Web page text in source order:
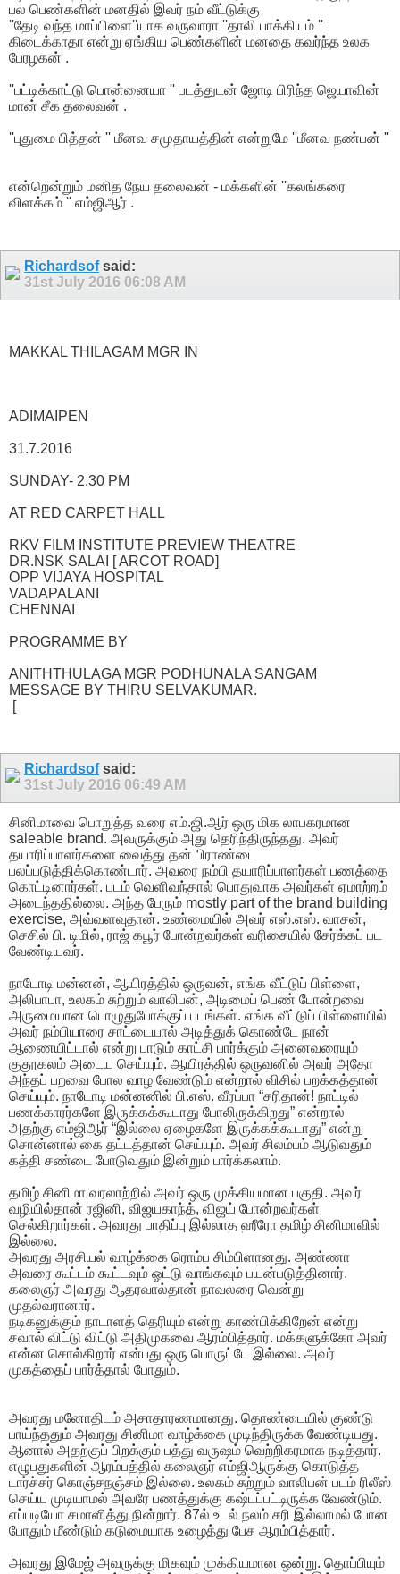
பல பெண்களின் மனதில் இவர் நம் வீட்டுக்கு
''தேடி வந்த மாப்பிளை''யாக வருவாரா ''தாலி பாக்கியம் ''
கிடைக்காதா என்று ஏங்கிய பெண்களின் மனதை கவர்ந்த உலக
பேரழகன் .
''பட்டிக்காட்டு பொன்னையா '' படத்துடன் ஜோடி பிரிந்த ஜெயாவின்
மான் சீக தலைவன் .
''புதுமை பித்தன் '' மீனவ சமுதாயத்தின் என்றுமே ''மீனவ நண்பன் ''
என்றென்றும் மனித நேய தலைவன் - மக்களின் ''கலங்கரை
விளக்கம் '' எம்ஜிஆர் .
Richardsofsaid:
31st July 2016 06:08 AM
MAKKAL THILAGAM MGR IN
ADIMAIPEN
31.7.2016
SUNDAY- 2.30 PM
AT RED CARPET HALL
RKV FILM INSTITUTE PREVIEW THEATRE
DR.NSK SALAI [ ARCOT ROAD]
OPP VIJAYA HOSPITAL
VADAPALANI
CHENNAI
PROGRAMME BY
ANITHTHULAGA MGR PODHUNALA SANGAM
MESSAGE BY THIRU SELVAKUMAR.
[
Richardsofsaid:
31st July 2016 06:49 AM
சினிமாவை பொறுத்த வரை எம்.ஜி.ஆர் ஒரு மிக லாபகரமான
saleable brand. அவருக்கும் அது தெரிந்திருந்தது. அவர்
தயாரிப்பாளர்களை வைத்து தன் பிராண்டை
பலப்படுத்திக்கொண்டார். அவரை நம்பி தயாரிப்பாளர்கள் பணத்தை
கொட்டினார்கள். படம் வெளிவந்தால் பொதுவாக அவர்கள் ஏமாற்றம்
அடைந்ததில்லை. அந்த பேரும் mostly part of the brand building
exercise, அவ்வளவுதான். உண்மையில் அவர் எஸ்.எஸ். வாசன்,
செசில் பி. டிமில், ராஜ் கபூர் போன்றவர்கள் வரிசையில் சேர்க்கப் பட
வேண்டியவர்.
நாடோடி மன்னன், ஆயிரத்தில் ஒருவன், எங்க வீட்டுப் பிள்ளை,
அலிபாபா, உலகம் சுற்றும் வாலிபன், அடிமைப் பெண் போன்றவை
அருமையான பொழுதுபோக்குப் படங்கள். எங்க வீட்டுப் பிள்ளையில்
அவர் நம்பியாரை சாட்டையால் அடித்துக் கொண்டே நான்
ஆணையிட்டால் என்று பாடும் காட்சி பார்க்கும் அனைவரையும்
குதூகலம் அடைய செய்யும். ஆயிரத்தில் ஒருவனில் அவர் அதோ
அந்தப் பறவை போல வாழ வேண்டும் என்றால் விசில் பறக்கத்தான்
செய்யும். நாடோடி மன்னனில் பி.எஸ். வீரப்பா “சரிதான்! நாட்டில்
பணக்காரர்களே இருக்கக்கூடாது போலிருக்கிறது” என்றால்
அதற்கு எம்ஜிஆர் “இல்லை ஏழைகளே இருக்கக்கூடாது” என்று
சொன்னால் கை தட்டத்தான் செய்யும். அவர் சிலம்பம் ஆடுவதும்
கத்தி சண்டை போடுவதும் இன்றும் பார்க்கலாம்.
தமிழ் சினிமா வரலாற்றில் அவர் ஒரு முக்கியமான பகுதி. அவர்
வழியில்தான் ரஜினி, விஜயகாந்த், விஜய் போன்றவர்கள்
செல்கிறார்கள். அவரது பாதிப்பு இல்லாத ஹீரோ தமிழ் சினிமாவில்
இல்லை.
அவரது அரசியல் வாழ்க்கை ரொம்ப சிம்பிளானது. அண்ணா
அவரை கூட்டம் கூட்டவும் ஓட்டு வாங்கவும் பயன்படுத்தினார்.
கலைஞர் அவரது ஆதரவால்தான் நாவலரை வென்று
முதல்வரானார்.
நடிகனுக்கும் நாடாளத் தெரியும் என்று காண்பிக்கிறேன் என்று
சவால் விட்டு விட்டு அதிமுகவை ஆரம்பித்தார். மக்களுக்கோ அவர்
என்ன சொல்கிறார் என்பது ஒரு பொருட்டே இல்லை. அவர்
முகத்தைப் பார்த்தால் போதும்.
அவரது மனோதிடம் அசாதாரணமானது. தொண்டையில் குண்டு
பாய்ந்ததும் அவரது சினிமா வாழ்க்கை முடிந்திருக்க வேண்டியது.
ஆனால் அதற்குப் பிறக்கும் பத்து வருஷம் வெற்றிகரமாக நடித்தார்.
எழுபதுகளின் ஆரம்பத்தில் கலைஞர் எம்ஜிஆருக்கு கொடுத்த
டார்ச்சர் கொஞ்சநஞ்சம் இல்லை. உலகம் சுற்றும் வாலிபன் படம் ரிலீஸ்
செய்ய முடியாமல் அவரே பணத்துக்கு கஷ்டப்பட்டிருக்க வேண்டும்.
எப்படியோ சமாளித்து நின்றார். 87ல் உடல் நலம் சரி இல்லாமல் போன
போதும் மீண்டும் கடுமையாக உழைத்து பேச ஆரம்பித்தார்.
அவரது இமேஜ் அவருக்கு மிகவும் முக்கியமான ஒன்று. தொப்பியும்